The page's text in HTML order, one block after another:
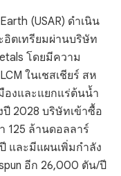
(USAR) ดำเนิน
ตเทรียมผ่านบริษัท
โดยมีความ
ในเชสเชียร์ สห
องและแยกแร่ต้นน้ำ
ปี 2028 บริษัทเข้าซื้อ
125 ล้านดอลลาร์
และมีแผนเพิ่มกำลัง
อีก 26,000 ตัน/ปี